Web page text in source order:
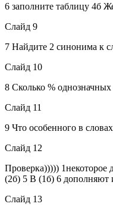
6 заполните таблицу
Слайд 9
7 Найдите 2 синонима к
Слайд 10
8 Сколько %
Слайд 11
9 Что особенного в
Слайд 12
Проверка))))) 1некоторое
(2б) 5 В (1б) 6 дополняют
Слайд 13